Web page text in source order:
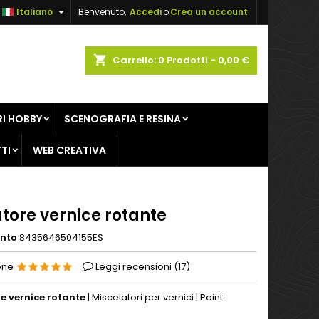
Benvenuto, AccedioCrea un account
Italiano 
shopping_cart Carrello: 0 Prodotti - 0,00 €
HOBBY SCENOGRAFIA E RESINA
WEB CREATIVA
vernice rotante
8435646504155ES
Leggi recensioni (17)
vernice rotante| Miscelatori per vernici | Paint